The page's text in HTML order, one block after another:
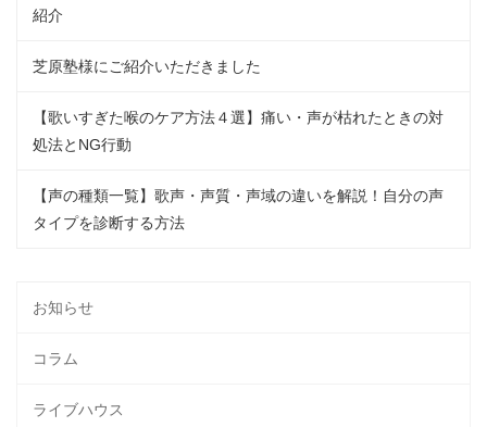
紹介
芝原塾様にご紹介いただきました
【歌いすぎた喉のケア方法４選】痛い・声が枯れたときの対
処法とNG行動
【声の種類一覧】歌声・声質・声域の違いを解説！自分の声
タイプを診断する方法
お知らせ
コラム
ライブハウス